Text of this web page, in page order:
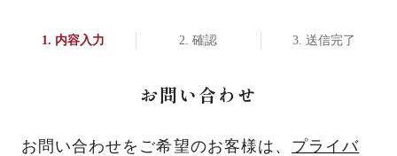
内容入力 確認 送信完了
お問い合わせ
お問い合わせをご希望のお客様は、 プライバ